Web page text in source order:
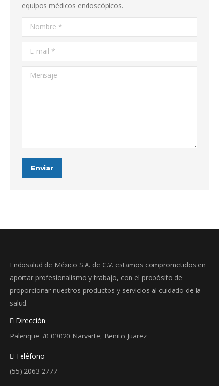
equipos médicos endoscópicos.
Nombre *
E-mail *
Mensaje
Enviar
Endosalud de México S.A. de C.V. estamos comprometidos en
aportar profesionalismo y trabajo, con el propósito de
proporcionar nuestros productos y servicios al cuidado de la
salud.
Dirección
Palenque 70 03020 Narvarte, Benito Juarez
Teléfono
(55) 2063 2777